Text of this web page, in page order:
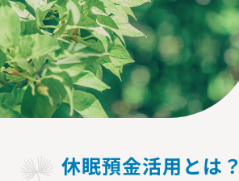
休眠預金活用とは？